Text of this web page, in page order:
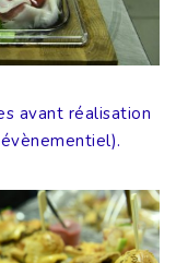
avant réalisation